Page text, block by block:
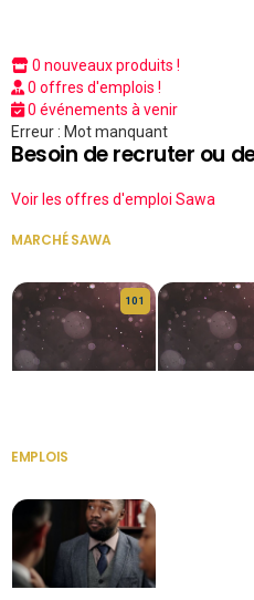
0 nouveaux produits !
0 offres d'emplois !
0 événements à venir
Erreur : Mot manquant
Besoin de recruter ou
Voir les offres d'emploi Sawa
MARCHÉ SAWA
10 1
EMPLOIS